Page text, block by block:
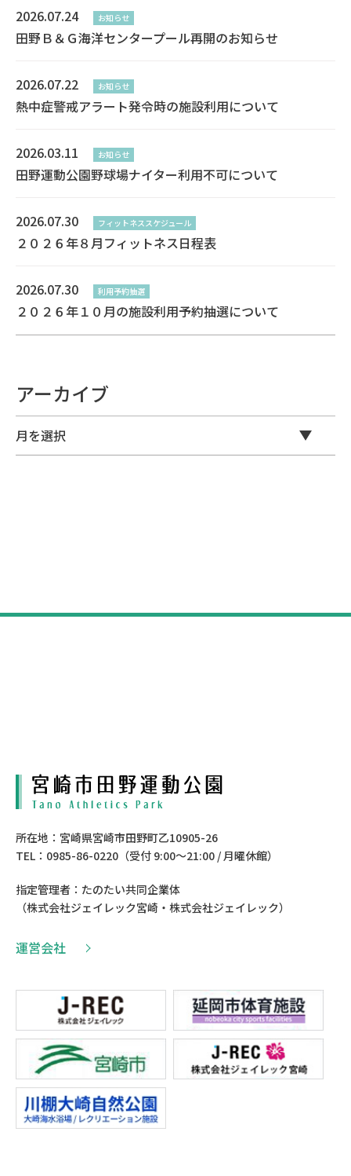
2026.07.24 お知らせ
田野Ｂ＆Ｇ海洋センタープール再開のお知らせ
2026.07.22 お知らせ
熱中症警戒アラート発令時の施設利用について
2026.03.11 お知らせ
田野運動公園野球場ナイター利用不可について
2026.07.30 フィットネススケジュール
２０２６年８月フィットネス日程表
2026.07.30 利用予約抽選
２０２６年１０月の施設利用予約抽選について
アーカイブ
所在地：宮崎県宮崎市田野町乙10905-26
TEL：0985-86-0220（受付 9:00〜21:00 / 月曜休館）
指定管理者：たのたい共同企業体
（株式会社ジェイレック宮崎・株式会社ジェイレック）
運営会社